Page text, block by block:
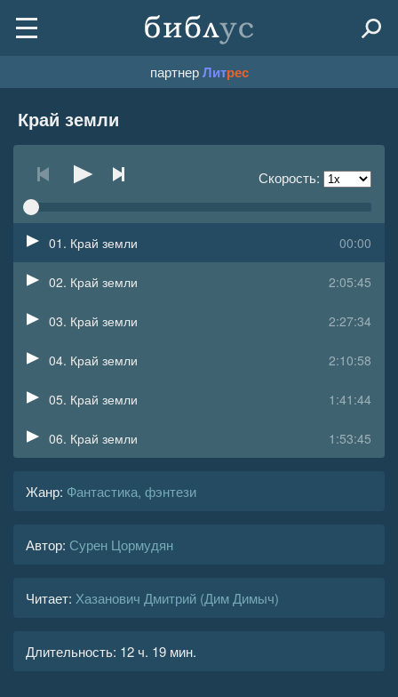
партнерЛитрес
Край земли
Скорость:
00:00
01. Край земли
2:05:45
02. Край земли
2:27:34
03. Край земли
2:10:58
04. Край земли
1:41:44
05. Край земли
1:53:45
06. Край земли
Жанр: Фантастика, фэнтези
Автор: Сурен Цормудян
Читает: Хазанович Дмитрий (Дим Димыч)
Длительность: 12 ч. 19 мин.